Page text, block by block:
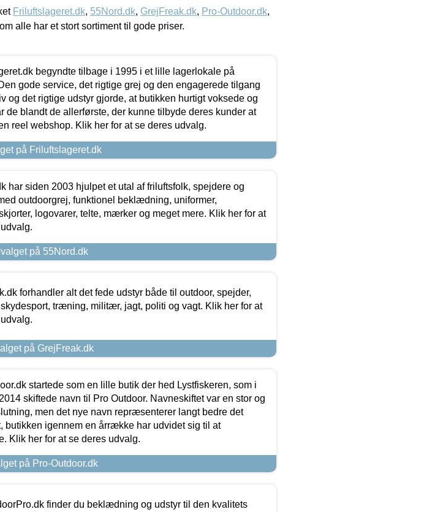
Friluftslageret.dk, 55Nord.dk, GrejFreak.dk, Pro-Outdoor.dk,
alle har et stort sortiment til gode priser.
begyndte tilbage i 1995 i et lille lagerlokale på
gode service, det rigtige grej og den engagerede tilgang
og det rigtige udstyr gjorde, at butikken hurtigt voksede og
de blandt de allerførste, der kunne tilbyde deres kunder at
reel webshop. Klik her for at se deres udvalg.
på Friluftslageret.dk
har siden 2003 hjulpet et utal af friluftsfolk, spejdere og
outdoorgrej, funktionel beklædning, uniformer,
logovarer, telte, mærker og meget mere. Klik her for at
på 55Nord.dk
forhandler alt det fede udstyr både til outdoor, spejder,
træning, militær, jagt, politi og vagt. Klik her for at
på GrejFreak.dk
startede som en lille butik der hed Lystfiskeren, som i
skiftede navn til Pro Outdoor. Navneskiftet var en stor og
men det nye navn repræsenterer langt bedre det
butikken igennem en årrække har udvidet sig til at
Klik her for at se deres udvalg.
på Pro-Outdoor.dk
finder du beklædning og udstyr til den kvalitets